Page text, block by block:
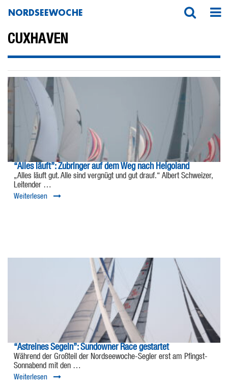
NORDSEEWOCHE
CUXHAVEN
“Alles läuft”: Zubringer auf dem Weg nach Helgoland
„Alles läuft gut. Alle sind vergnügt und gut drauf.“ Albert Schweizer,
Leitender …
Weiterlesen
“Astreines Segeln”: Sundowner Race gestartet
Während der Großteil der Nordseewoche-Segler erst am Pfingst-
Sonnabend mit den …
Weiterlesen